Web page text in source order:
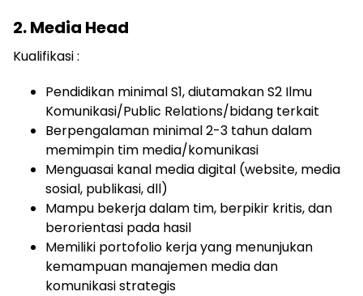
2. Media Head
Kualifikasi :
Pendidikan minimal S1, diutamakan S2 Ilmu
Komunikasi/Public Relations/bidang terkait
Berpengalaman minimal 2-3 tahun dalam
memimpin tim media/komunikasi
Menguasai kanal media digital (website, media
sosial, publikasi, dll)
Mampu bekerja dalam tim, berpikir kritis, dan
berorientasi pada hasil
Memiliki portofolio kerja yang menunjukan
kemampuan manajemen media dan
komunikasi strategis